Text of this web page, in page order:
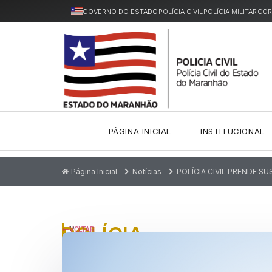
GOVERNO DO ESTADOPOLÍCIA CIVILPOLÍCIA MILITAR
PÁGINA INICIAL INSTITUCIONAL
Página Inicial Notícias POLÍCIA CIVIL PRENDE
P
POLÍCIA
VOLTAR